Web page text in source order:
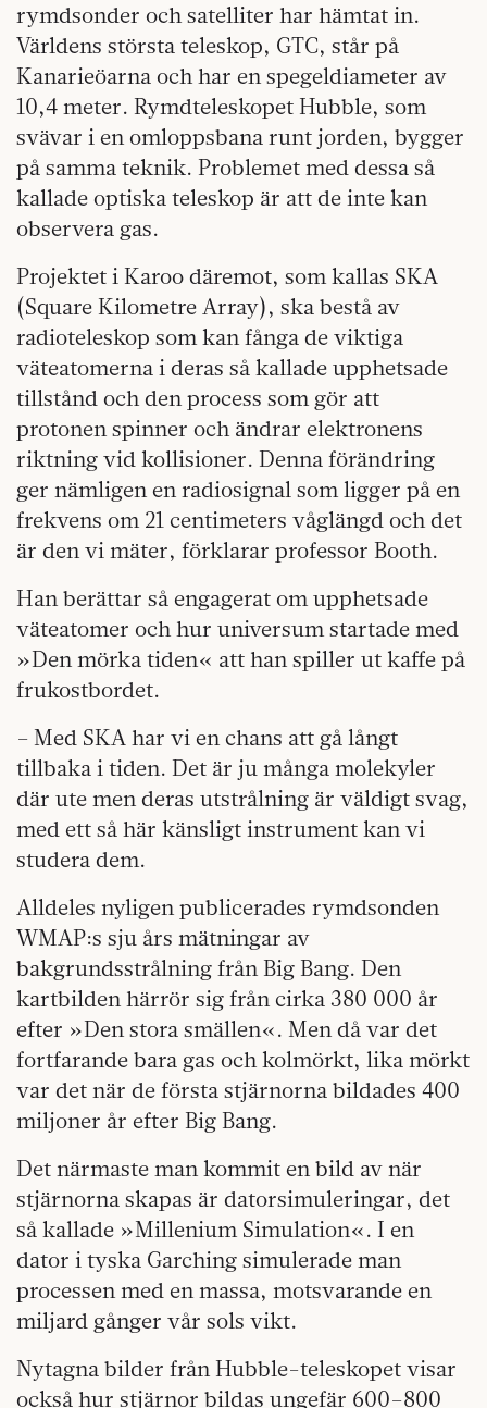
rymdsonder och satelliter har hämtat in.
Världens största teleskop, GTC, står på
Kanarieöarna och har en spegeldiameter av
10,4 meter. Rymdteleskopet Hubble, som
svävar i en omloppsbana runt jorden, bygger
på samma teknik. Problemet med dessa så
kallade optiska teleskop är att de inte kan
observera gas.
Projektet i Karoo däremot, som kallas SKA
(Square Kilometre Array), ska bestå av
radioteleskop som kan fånga de viktiga
väteatomerna i deras så kallade upphetsade
tillstånd och den process som gör att
protonen spinner och ändrar elektronens
riktning vid kollisioner. Denna förändring
ger nämligen en radiosignal som ligger på en
frekvens om 21 centimeters våglängd och det
är den vi mäter, förklarar professor Booth.
Han berättar så engagerat om upphetsade
väteatomer och hur universum startade med
»Den mörka tiden« att han spiller ut kaffe på
frukostbordet.
– Med SKA har vi en chans att gå långt
tillbaka i tiden. Det är ju många molekyler
där ute men deras utstrålning är väldigt svag,
med ett så här känsligt instrument kan vi
studera dem.
Alldeles nyligen publicerades rymdsonden
WMAP:s sju års mätningar av
bakgrundsstrålning från Big Bang. Den
kartbilden härrör sig från cirka 380 000 år
efter »Den stora smällen«. Men då var det
fortfarande bara gas och kolmörkt, lika mörkt
var det när de första stjärnorna bildades 400
miljoner år efter Big Bang.
Det närmaste man kommit en bild av när
stjärnorna skapas är datorsimuleringar, det
så kallade »Millenium Simulation«. I en
dator i tyska Garching simulerade man
processen med en massa, motsvarande en
miljard gånger vår sols vikt.
Nytagna bilder från Hubble-teleskopet visar
också hur stjärnor bildas ungefär 600–800